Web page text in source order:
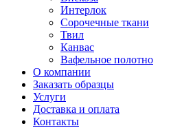
Интерлок
Сорочечные ткани
Твил
Канвас
Вафельное полотно
О компании
Заказать образцы
Услуги
Доставка и оплата
Контакты